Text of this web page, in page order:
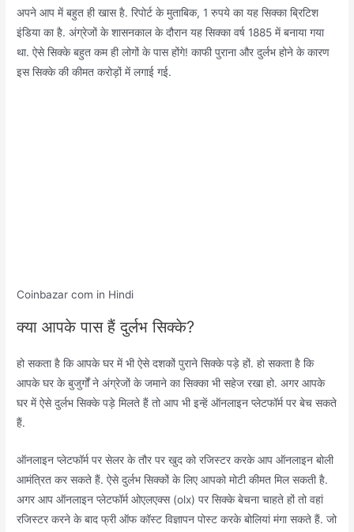
अपने आप में बहुत ही खास है. रिपोर्ट के मु​ताबिक, 1 रुपये का यह सिक्का ब्रिटिश
इंडिया का है. ​अंग्रेजों के शासनकाल के दौरान यह सिक्का वर्ष 1885 में बनाया गया
था. ऐसे सिक्के बहुत कम ही लोगों के पास होंगे! काफी पुराना और दुर्लभ होने के कारण
इस सिक्के की कीमत करोड़ों में लगाई गई.
Coinbazar com in Hindi
क्या आपके पास हैं दुर्लभ सिक्के?
हो सकता है कि आपके घर में भी ऐसे दशकों पुराने सिक्के पड़े हों. हो सकता है कि
आपके घर के बुजुर्गों ने अंग्रेजों के जमाने का सिक्का भी सहेज रखा हो. अगर आपके
घर में ऐसे दुर्लभ सिक्के पड़े मिलते हैं तो आप भी इन्हें ऑनलाइन प्लेटफॉर्म पर बेच सकते
हैं.
ऑनलाइन प्लेटफॉर्म पर सेलर के तौर पर खुद को रजिस्टर करके आप ऑनलाइन बोली
आमंत्रित कर सकते हैं. ऐसे दुर्लभ सिक्कों के लिए आपको मोटी कीमत मिल सकती है.
अगर आप ऑनलाइन प्लेटफॉर्म ओएलएक्स (olx) पर सिक्के बेचना चाहते हों तो वहां
रजिस्टर करने के बाद फ्री ऑफ कॉस्ट विज्ञापन पोस्ट करके बोलियां मंगा सकते हैं. ​जो